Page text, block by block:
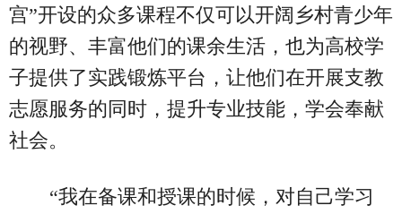
宫”开设的众多课程不仅可以开阔乡村青少年
的视野、丰富他们的课余生活，也为高校学
子提供了实践锻炼平台，让他们在开展支教
志愿服务的同时，提升专业技能，学会奉献
社会。
“我在备课和授课的时候，对自己学习